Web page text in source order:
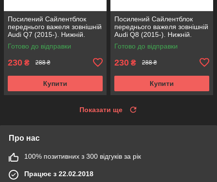
Посилений Сайлентблок
переднього важеля зовнішній
Audi Q7 (2015-). Нижній.
КОРЕЯ Acsuss! FE175192 ,
VKDS331087
Готово до відправки
230 ₴ 288 ₴
Купити
Посилений Сайлентблок
переднього важеля зовнішній
Audi Q8 (2015-). Нижній.
КОРЕЯ Acsuss! FE175192 ,
VKDS331087
Готово до відправки
230 ₴ 288 ₴
Купити
Показати ще
Про нас
100% позитивних з 300 відгуків за рік
Працює з 22.02.2018